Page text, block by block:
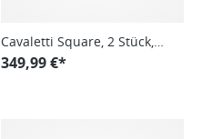
Cavaletti Square, 2 Stück,
Aluminium
349,99 €*